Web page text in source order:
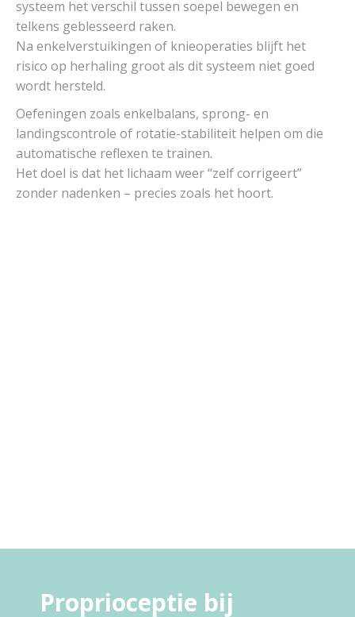
systeem het verschil tussen soepel bewegen en
telkens geblesseerd raken.
Na enkelverstuikingen of knieoperaties blijft het
risico op herhaling groot als dit systeem niet goed
wordt hersteld.
Oefeningen zoals enkelbalans, sprong- en
landingscontrole of rotatie-stabiliteit helpen om die
automatische reflexen te trainen.
Het doel is dat het lichaam weer “zelf corrigeert”
zonder nadenken – precies zoals het hoort.
Proprioceptie bij